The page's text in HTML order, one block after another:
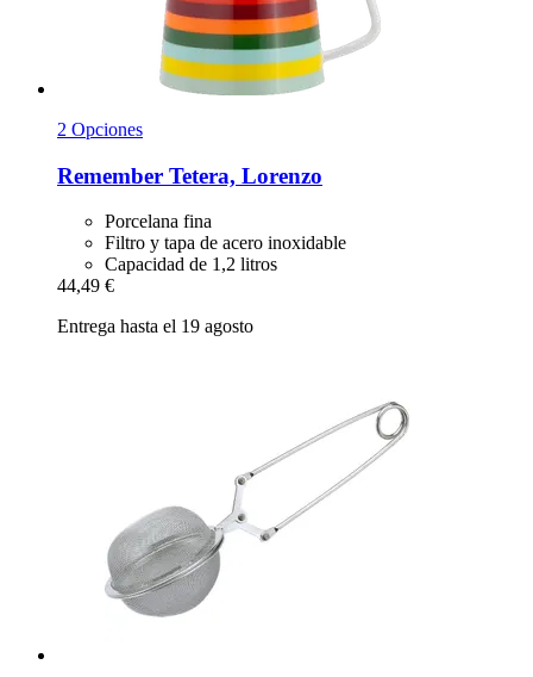
2 Opciones
Remember Tetera, Lorenzo
Porcelana fina
Filtro y tapa de acero inoxidable
Capacidad de 1,2 litros
44,49 €
Entrega hasta el 19 agosto